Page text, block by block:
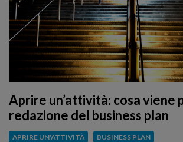
Aprire un’attività: cosa viene
redazione del business plan
APRIRE UN'ATTIVITÀ BUSINESS PLAN